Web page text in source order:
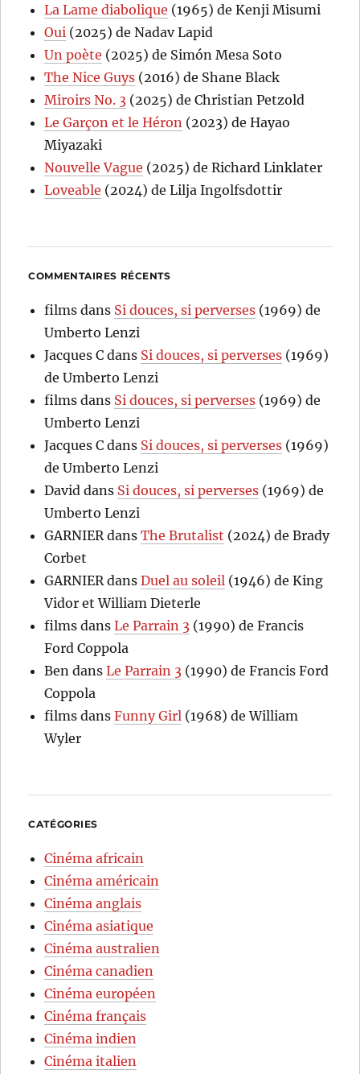
La Lame diabolique (1965) de Kenji Misumi
Oui (2025) de Nadav Lapid
Un poète (2025) de Simón Mesa Soto
The Nice Guys (2016) de Shane Black
Miroirs No. 3 (2025) de Christian Petzold
Le Garçon et le Héron (2023) de Hayao
Miyazaki
Nouvelle Vague (2025) de Richard Linklater
Loveable (2024) de Lilja Ingolfsdottir
COMMENTAIRES RÉCENTS
films dans Si douces, si perverses (1969) de
Umberto Lenzi
Jacques C dans Si douces, si perverses (1969)
de Umberto Lenzi
films dans Si douces, si perverses (1969) de
Umberto Lenzi
Jacques C dans Si douces, si perverses (1969)
de Umberto Lenzi
David dans Si douces, si perverses (1969) de
Umberto Lenzi
GARNIER dansThe Brutalist (2024) de Brady
Corbet
GARNIER dansDuel au soleil (1946) de King
Vidor et William Dieterle
films dansLe Parrain 3 (1990) de Francis
Ford Coppola
Ben dansLe Parrain 3 (1990) de Francis Ford
Coppola
films dansFunny Girl (1968) de William
Wyler
CATÉGORIES
Cinéma africain
Cinéma américain
Cinéma anglais
Cinéma asiatique
Cinéma australien
Cinéma canadien
Cinéma européen
Cinéma français
Cinéma indien
Cinéma italien